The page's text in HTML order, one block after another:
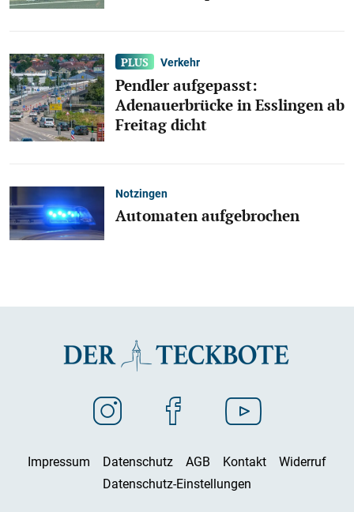
Verkehr
Pendler aufgepasst:
Adenauerbrücke in Esslingen ab
Freitag dicht
Notzingen
Automaten aufgebrochen
Impressum Datenschutz AGB Kontakt
Widerruf
Datenschutz-Einstellungen